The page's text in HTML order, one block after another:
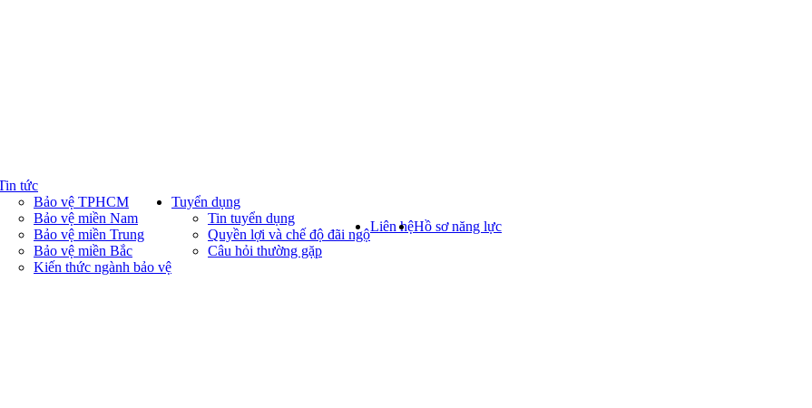
tức
Bảo vệ TPHCM
Bảo vệ miền Nam
Bảo vệ miền Trung
Bảo vệ miền Bắc
Kiến thức ngành bảo vệ
Tuyển dụng
Tin tuyển dụng
Quyền lợi và chế độ đãi ngộ
Câu hỏi thường gặp
Liên hệHồ sơ năng lực